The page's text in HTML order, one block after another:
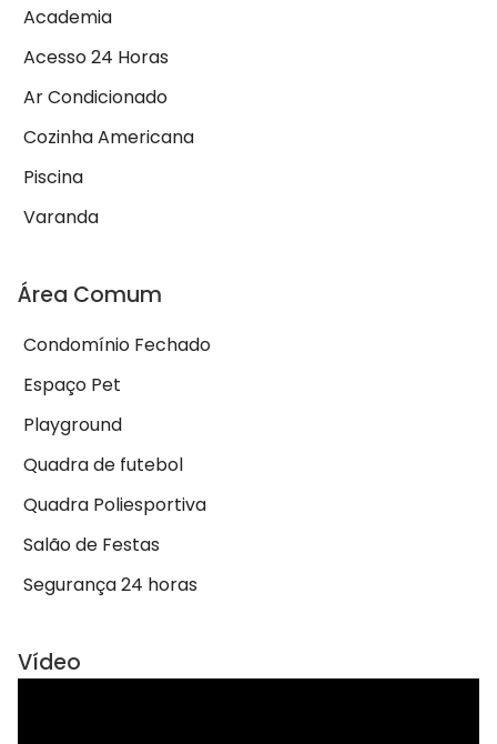
Academia
Acesso 24 Horas
Ar Condicionado
Cozinha Americana
Piscina
Varanda
Área Comum
Condomínio Fechado
Espaço Pet
Playground
Quadra de futebol
Quadra Poliesportiva
Salão de Festas
Segurança 24 horas
Vídeo